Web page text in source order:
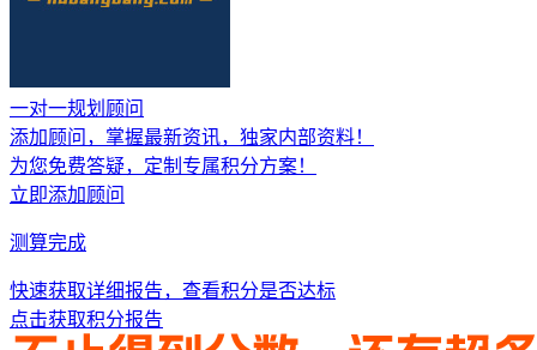
一对一规划顾问
添加顾问，掌握最新资讯，独家内部资料！
为您免费答疑，定制专属积分方案！
立即添加顾问
测算完成
快速获取详细报告，查看积分是否达标
点击获取积分报告